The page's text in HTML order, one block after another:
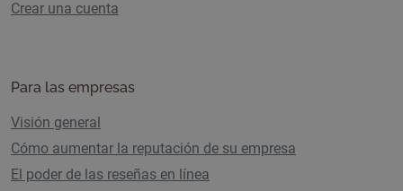
Crear una cuenta
Para las empresas
Visión general
Cómo aumentar la reputación de su empresa
El poder de las reseñas en línea